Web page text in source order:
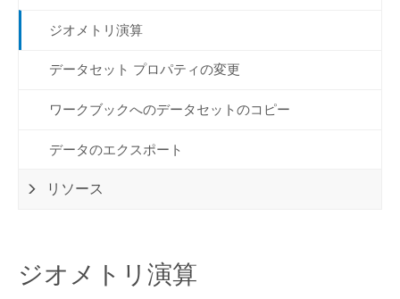
ジオメトリ演算
データセット プロパティの変更
ワークブックへのデータセットのコピー
データのエクスポート
リソース
ジオメトリ演算